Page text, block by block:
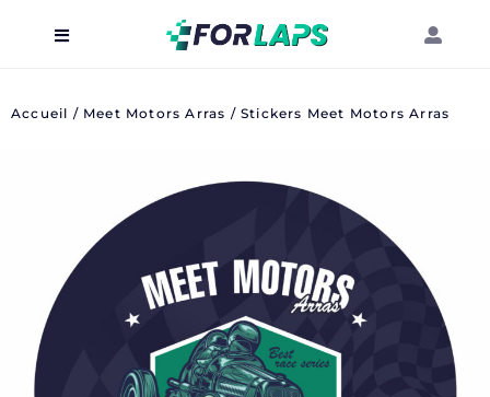
Accueil / Meet Motors Arras / Stickers Meet Motors Arras